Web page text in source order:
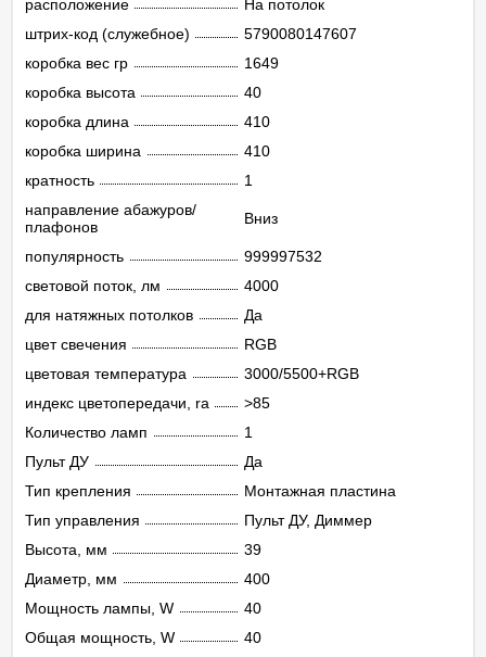
расположение
На потолок
штрих-код (служебное)
5790080147607
коробка вес гр
1649
коробка высота
40
коробка длина
410
коробка ширина
410
кратность
1
направление абажуров/
плафонов
Вниз
популярность
999997532
световой поток, лм
4000
для натяжных потолков
Да
цвет свечения
RGB
цветовая температура
3000/5500+RGB
индекс цветопередачи, ra
>85
Количество ламп
1
Пульт ДУ
Да
Тип крепления
Монтажная пластина
Тип управления
Пульт ДУ, Диммер
Высота, мм
39
Диаметр, мм
400
Мощность лампы, W
40
Общая мощность, W
40